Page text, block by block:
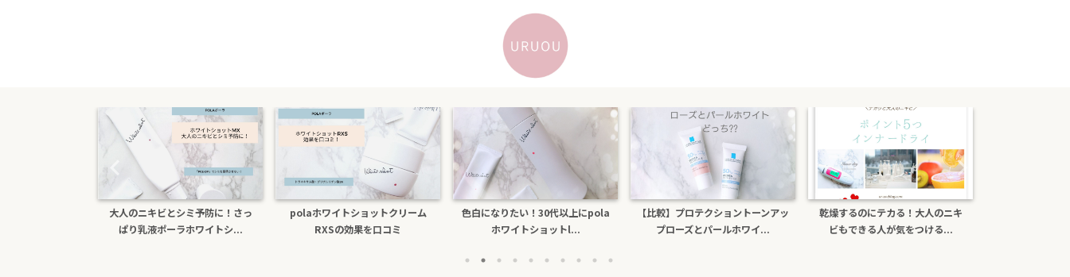
polaホワイトショットクリーム
RXSの効果を口コミ
色白になりたい！30代以上にpola
ホワイトショットl...
【比較】プロテクショントーンアッ
プローズとパールホワイ...
乾燥するのにテカる！大人のニキ
ビもできる人が気をつける...
ポーラb.aライトセレクターは偽物
がある？日焼け止め効...